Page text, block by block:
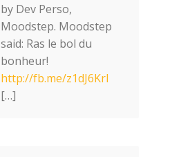
by Dev Perso,
Moodstep. Moodstep
said: Ras le bol du
bonheur!
http://fb.me/z1dJ6KrI
[…]